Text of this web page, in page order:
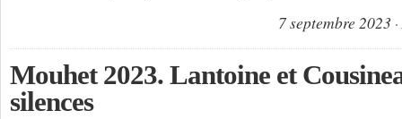
7 septembre 2023
Mouhet 2023. Lantoine et
silences